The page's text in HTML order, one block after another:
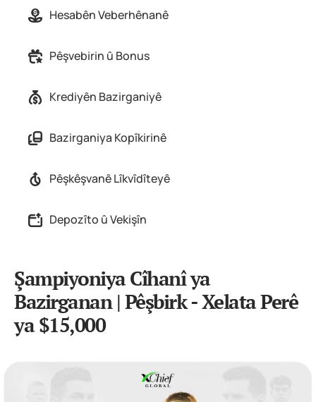
HevkarîHesabên Veberhênanê
Pêşvebirin û Bonus
Krediyên Bazirganiyê
Bazirganiya Kopîkirinê
Pêşkêşvanê Lîkvîdîteyê
Depozîto û Vekişîn
Şampiyoniya Cîhanî ya
Bazirganan | Pêşbirk - Xelata Perê
ya $15,000